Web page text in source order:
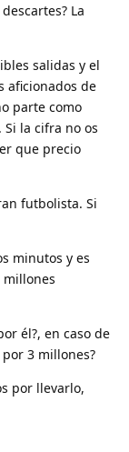
La
salidas y el
aficionados de
parte como
la cifra no os
que precio
futbolista. Si
minutos y es
él?, en caso de
3 millones?
por llevarlo,